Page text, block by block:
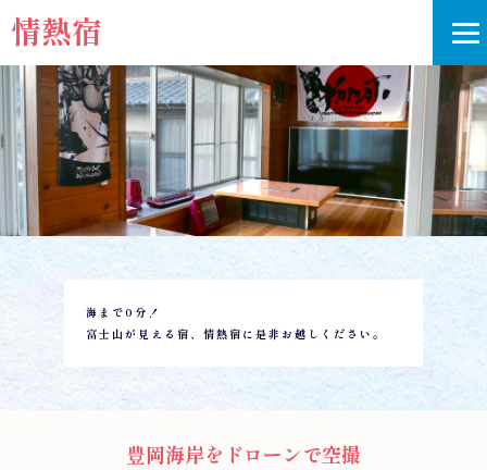
情熱宿
海まで0分！
富士山が見える宿、情熱宿に是非お越しください。
豊岡海岸をドローンで空撮